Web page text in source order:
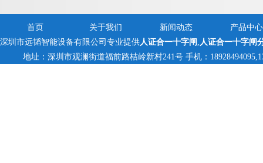
首页 关于我们 新闻动态
产品中心
深圳市远韬智能设备有限公司专业提供人证合一十字闸 , 人证合一十字闸
地址：深圳市观澜街道福前路桔岭新村241号 手机：